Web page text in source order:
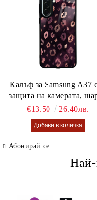
Калъф за Samsung A37
защита на камерата,
калъф Lusi case
€13.50 26.40лв.
Абонирай се
Най-